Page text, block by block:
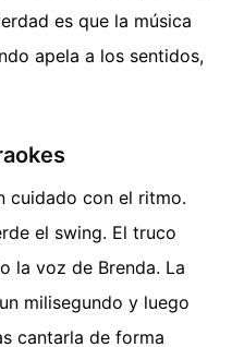
es que la música
apela a los sentidos,
cuidado con el ritmo.
el swing. El truco
la voz de Brenda. La
milisegundo y luego
cantarla de forma